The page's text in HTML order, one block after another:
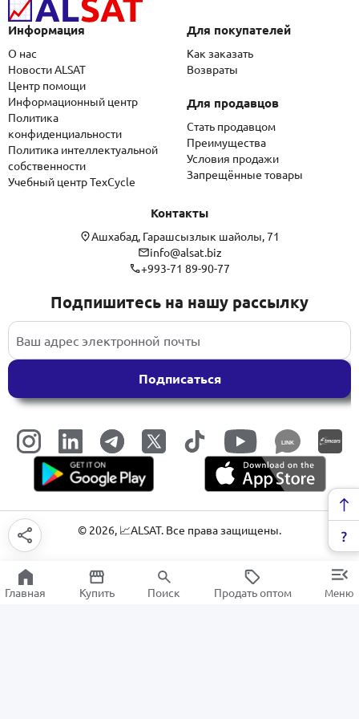
Информация
О нас
Новости ALSAT
Центр помощи
Информационный центр
Политика
конфиденциальности
Политика интеллектуальной
собственности
Учебный центр TexCycle
Для покупателей
Как заказать
Возвраты
Для продавцов
Стать продавцом
Преимущества
Условия продажи
Запрещённые товары
Контакты
Ашхабад, Гарашсызлык шайолы, 71
info@alsat.biz
+993-71 89-90-77
Подпишитесь на нашу рассылку
Подписаться
LINK
© 2026, 📈ALSAT. Все права защищены.
Главная Купить Поиск Продать оптом Меню